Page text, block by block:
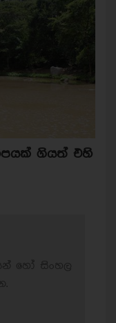
ගියත් එහි